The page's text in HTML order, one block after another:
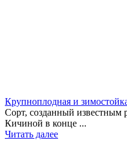
Крупноплодная и
Сорт, созданный известным
Кичиной в конце ...
Читать далее